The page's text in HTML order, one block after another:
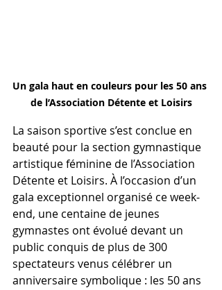
Un gala haut en couleurs pour les 50 ans
de l’Association Détente et Loisirs
La saison sportive s’est conclue en
beauté pour la section gymnastique
artistique féminine de l’Association
Détente et Loisirs. À l’occasion d’un
gala exceptionnel organisé ce week-
end, une centaine de jeunes
gymnastes ont évolué devant un
public conquis de plus de 300
spectateurs venus célébrer un
anniversaire symbolique : les 50 ans